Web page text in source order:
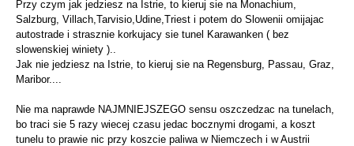
Przy czym jak jedziesz na Istrie, to kieruj sie na Monachium,
Salzburg, Villach,Tarvisio,Udine,Triest i potem do Slowenii omijajac
autostrade i strasznie korkujacy sie tunel Karawanken ( bez
slowenskiej winiety )..
Jak nie jedziesz na Istrie, to kieruj sie na Regensburg, Passau, Graz,
Maribor....
Nie ma naprawde NAJMNIEJSZEGO sensu oszczedzac na tunelach,
bo traci sie 5 razy wiecej czasu jedac bocznymi drogami, a koszt
tunelu to prawie nic przy koszcie paliwa w Niemczech i w Austrii